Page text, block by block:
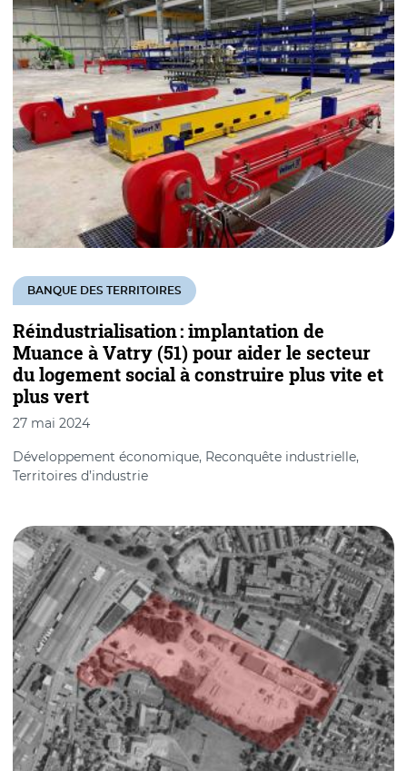
Réindustrialisation : implantation de
Muance à Vatry (51) pour aider le ​secteur​
du logement social à construire plus vite et
plus vert
BANQUE DES TERRITOIRES
27 mai 2024
Développement économique, Reconquête industrielle,
Territoires d’industrie